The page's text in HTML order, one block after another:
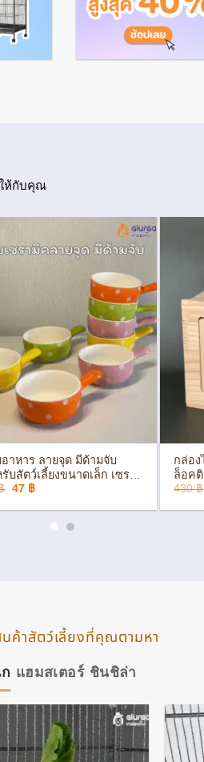
ห้กับคุณ
อาหาร ลายจุด มีด้ามจับ
บสัตว์เลี้ยงขนาดเล็ก เซรา
นาOriginal
was:
47 ฿Current
is:
กล่อ
ล็อค
430฿
ค้าสัตว์เลี้ยงที่คุณตามหา
แฮมสเตอร์ ชินชิล่า